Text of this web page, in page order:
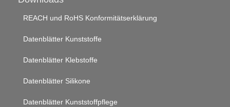
REACH und RoHS Konformitätserklärung
Datenblätter Kunststoffe
Datenblätter Klebstoffe
Datenblätter Silikone
Datenblätter Kunststoffpflege